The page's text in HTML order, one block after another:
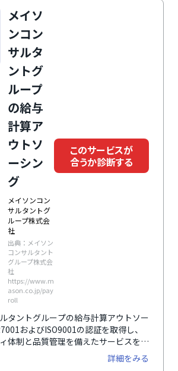
ートは、確定済み勤怠を提供後、サポ
ます。また、給与計算サポートのオプ
種労務手続き（労災除く）や年末調整
。（※ただし労務手続きサポートのみ
ません。）
メイソ
ンコン
サルタ
ントグ
ループ
の給与
計算ア
ウトソ
ーシン
グ
メイソンコン
サルタントグ
ループ株式会
社
出典：メイソン
コンサルタント
グループ株式会
社
https://www.m
ason.co.jp/pay
roll
このサービスが
合うか診断する
タントグループの給与計算アウトソー
およびISO9001の認証を取得し、
体制と品質管理を備えたサービスを提
計算アウトソーシングです。社会保険労
豊富なスタッフが在籍し、専門性の高い
詳細をみる